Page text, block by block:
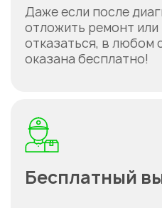
Даже если после
отложить ремонт или
отказаться, в любом
оказана бесплатно!
Бесплатный
Укажите